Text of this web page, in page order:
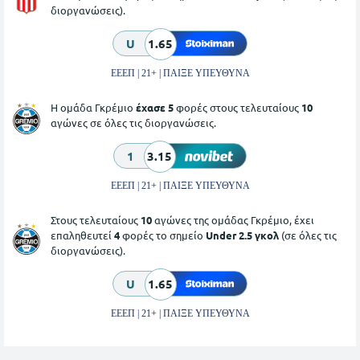
διοργανώσεις).
U 1.65
ΕΕΕΠ | 21+ | ΠΑΙΞΕ ΥΠΕΥΘΥΝΑ
Η ομάδα Γκρέμιο έχασε 5φορές στους τελευταίους 10
αγώνες σε όλες τις διοργανώσεις.
1 3.15
ΕΕΕΠ | 21+ | ΠΑΙΞΕ ΥΠΕΥΘΥΝΑ
Στους τελευταίους 10αγώνες της ομάδας Γκρέμιο, έχει
επαληθευτεί 4φορές το σημείο Under 2.5 γκολ (σε όλες τις
διοργανώσεις).
U 1.65
ΕΕΕΠ | 21+ | ΠΑΙΞΕ ΥΠΕΥΘΥΝΑ